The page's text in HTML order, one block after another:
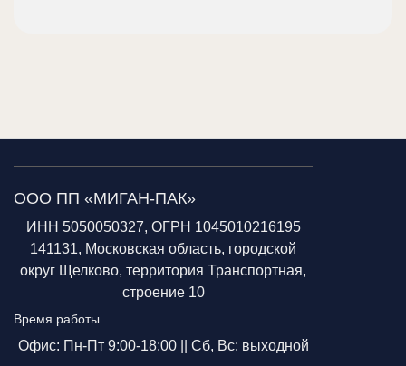
ООО ПП «МИГАН-ПАК»
ИНН 5050050327, ОГРН 1045010216195
141131, Московская область, городской
округ Щелково, территория Транспортная,
строение 10
Время работы
Офис: Пн-Пт 9:00-18:00 || Сб, Вс: выходной